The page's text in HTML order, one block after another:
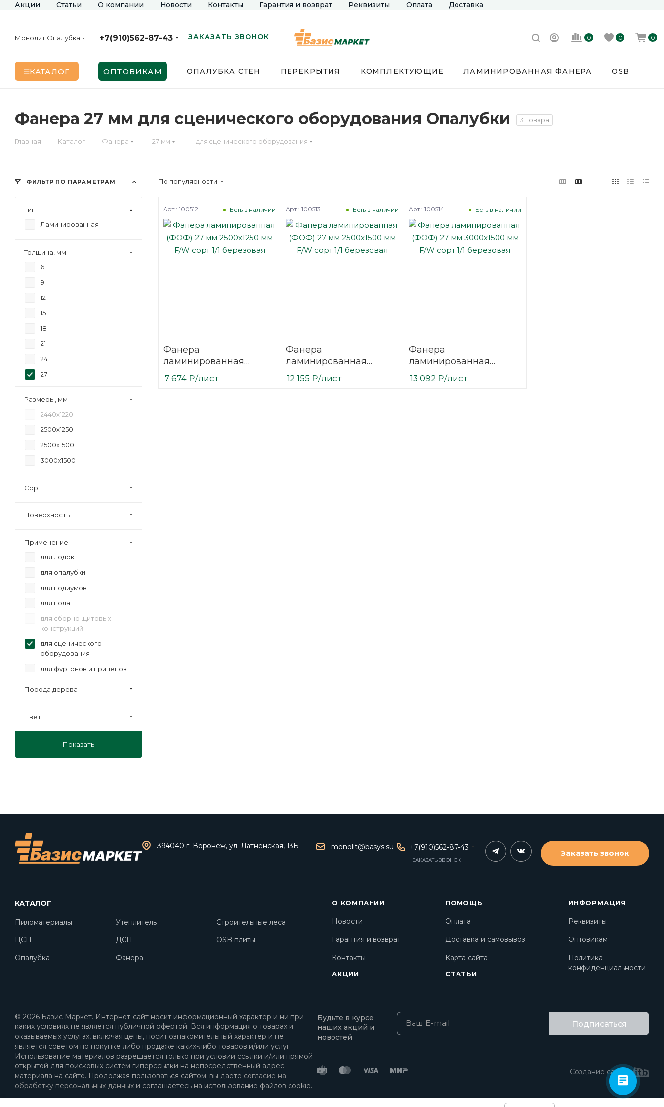
Акции Статьи О компании Новости Контакты Гарантия и возврат Реквизиты Оплата Доставка
Монолит Опалубка +7(910)562-87-43 ЗАКАЗАТЬ ЗВОНОК 0 0 0
КАТАЛОГ ОПТОВИКАМ ОПАЛУБКА СТЕН ПЕРЕКРЫТИЯ КОМПЛЕКТУЮЩИЕ ЛАМИНИРОВАННАЯ ФАНЕРА OSB
Фанера 27 мм для сценического оборудования Опалубки 3 товара
Главная — Каталог — Фанера — 27 мм — для сценического оборудования
По популярности
Фанера
ламинированная
(ФОФ) 27 мм 2500х1250
мм F/W сорт 1/1
Есть в наличии
Арт.: 100512
7 674 ₽/лист
Фанера
ламинированная
(ФОФ) 27 мм 2500х1500
мм F/W сорт 1/1
Есть в наличии
Арт.: 100513
12 155 ₽/лист
Фанера
ламинированная
(ФОФ) 27 мм 3000х1500
мм F/W сорт 1/1
Есть в наличии
Арт.: 100514
13 092 ₽/лист
ФИЛЬТР ПО ПАРАМЕТРАМ
Тип
Ламинированная
Толщина, мм
6
9
12
15
18
21
24
27
Размеры, мм
2440х1220
2500х1250
2500х1500
3000х1500
Сорт
Поверхность
Применение
для лодок
для опалубки
для подиумов
для пола
для сборно щитовых
конструкций
для сценического
оборудования
для фургонов и прицепов
под ламинат
под линолеум
под паркет
Порода дерева
Цвет
Показать
394040 г. Воронеж, ул. Латненская, 13Б monolit@basys.su +7(910)562-87-43
ЗАКАЗАТЬ ЗВОНОК
Заказать звонок
КАТАЛОГ
Пиломатериалы Утеплитель
Строительные леса
ЦСП
ДСП
OSB плиты
Опалубка
Фанера
О КОМПАНИИ
Новости
Гарантия и возврат
Контакты
АКЦИИ
ПОМОЩЬ
Оплата
Доставка и самовывоз
Карта сайта
СТАТЬИ
ИНФОРМАЦИЯ
Реквизиты
Оптовикам
Политика
конфиденциальности
Будьте в курсе
наших акций и
новостей
Подписаться
Создание сайта
© 2026 Базис Маркет. Интернет-сайт носит информационный характер и ни при
каких условиях не является публичной офертой. Вся информация о товарах и
оказываемых услугах, включая цены, носит ознакомительный характер и не
является советом по покупке либо продаже каких-либо товаров и/или услуг.
Использование материалов разрешается только при условии ссылки и/или прямой
открытой для поисковых систем гиперссылки на непосредственный адрес
материала на сайте. Продолжая пользоваться сайтом, вы даете согласие на
обработку персональных данных и соглашаетесь на использование файлов cookie.